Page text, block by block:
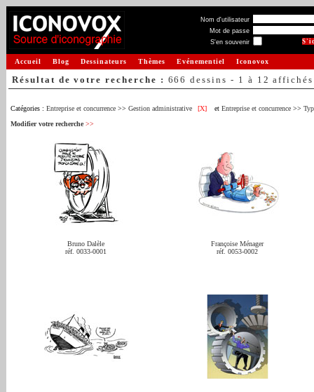
Nom d'utilisateur
Mot de passe
S'en souvenir
Accueil Blog Dessinateurs Thèmes Evénementiel Iconovox
Résultat de votre recherche : 666 dessins - 1 à 12 affichés
Catégories : Entreprise et concurrence >> Gestion administrative [X] et Entreprise et concurrence >>
Modifier votre recherche >>
Bruno Dalèle
réf. 0033-0001
Françoise Ménager
réf. 0053-0002